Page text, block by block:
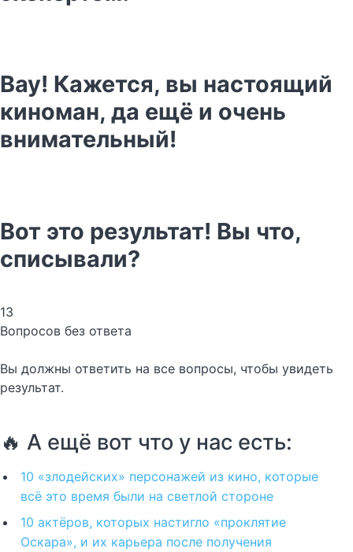
Вау! Кажется, вы настоящий
киноман, да ещё и очень
внимательный!
Вот это результат! Вы что,
списывали?
13
Вопросов без ответа
Вы должны ответить на все вопросы, чтобы увидеть
результат.
🔥 А ещё вот что у нас есть:
10 «злодейских» персонажей из кино, которые
всё это время были на светлой стороне
10 актёров, которых настигло «проклятие
Оскара», и их карьера после получения